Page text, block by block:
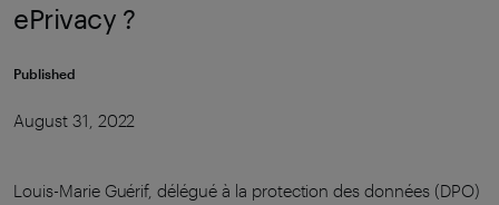
ePrivacy ?
Published
August 31, 2022
Louis-Marie Guérif, délégué à la protection des données (DPO)